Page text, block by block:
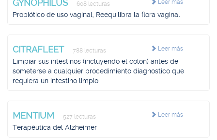
Leer más
GYNOPHILUS 608 lecturas
Probiótico de uso vaginal, Reequilibra la flora vaginal
Leer más
CITRAFLEET 788 lecturas
Limpiar sus intestinos (incluyendo el colon) antes de
someterse a cualquier procedimiento diagnostico que
requiera un intestino limpio
Leer más
MENTIUM 527 lecturas
Terapéutica del Alzheimer